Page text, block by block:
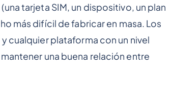
tarjeta SIM, un dispositivo, un plan
más difícil de fabricar en masa. Los
cualquier plataforma con un nivel
una buena relación entre